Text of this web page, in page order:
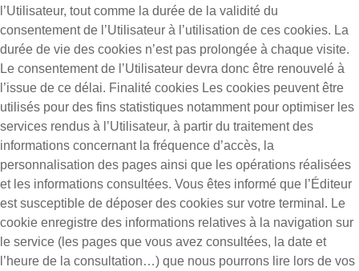
l’Utilisateur, tout comme la durée de la validité du
consentement de l’Utilisateur à l’utilisation de ces cookies. La
durée de vie des cookies n’est pas prolongée à chaque visite.
Le consentement de l’Utilisateur devra donc être renouvelé à
l’issue de ce délai. Finalité cookies Les cookies peuvent être
utilisés pour des fins statistiques notamment pour optimiser les
services rendus à l’Utilisateur, à partir du traitement des
informations concernant la fréquence d’accès, la
personnalisation des pages ainsi que les opérations réalisées
et les informations consultées. Vous êtes informé que l’Éditeur
est susceptible de déposer des cookies sur votre terminal. Le
cookie enregistre des informations relatives à la navigation sur
le service (les pages que vous avez consultées, la date et
l’heure de la consultation…) que nous pourrons lire lors de vos